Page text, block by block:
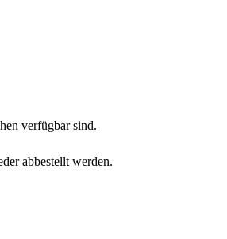
verfügbar sind.
abbestellt werden.